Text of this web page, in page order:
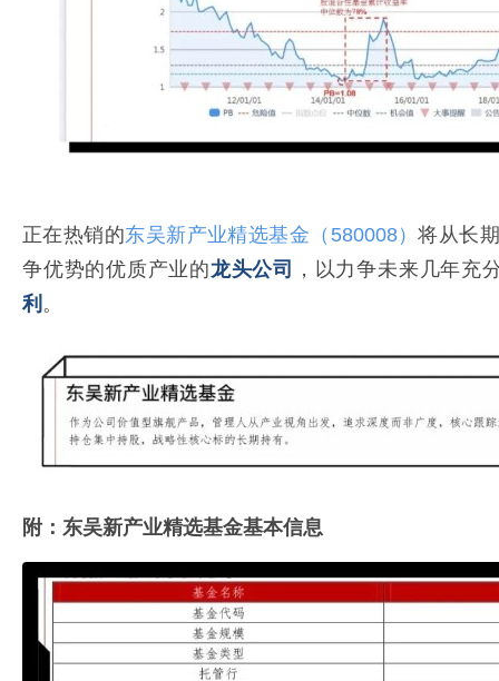
正在热销的东吴新产业精选基金（580008）将从长
争优势的优质产业的龙头公司
，以力争未来几年充
利 。
附：东吴新产业精选基金基本信息